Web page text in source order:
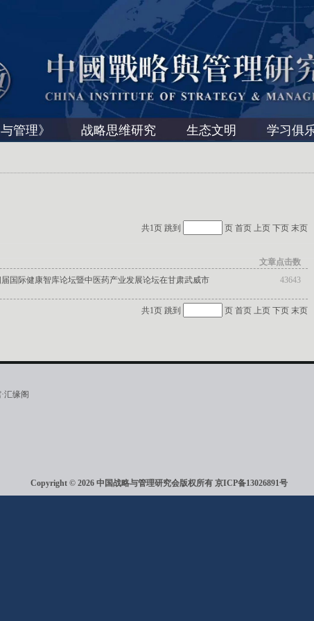
管理》 战略思维研究 生态文明 学习俱
共1页 跳到 页 首页 上页 下页 末页
文章点击数
国际健康智库论坛暨中医药产业发展论坛在甘肃武威市
43643
共1页 跳到 页 首页 上页 下页 末页
汇缘阁
Copyright © 2026 中国战略与管理研究会版权所有 京ICP备13026891号